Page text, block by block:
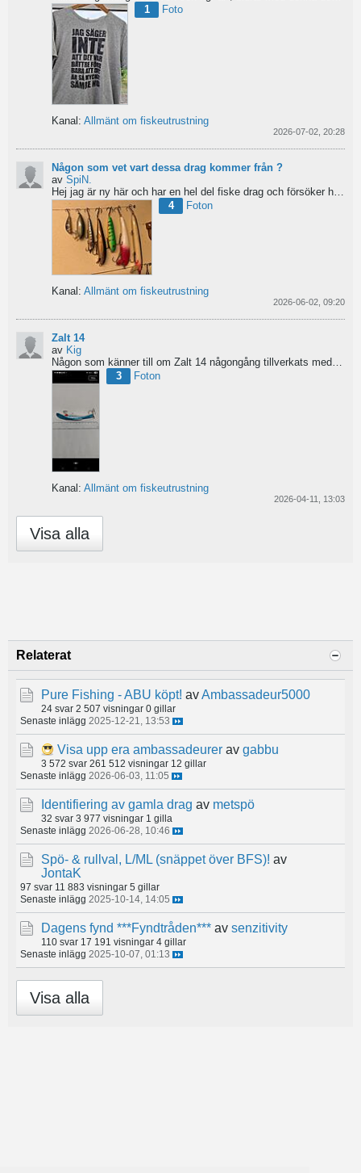
1
Foto
Kanal: Allmänt om fiskeutrustning
2026-07-02, 20:28
Någon som vet vart dessa drag kommer från ?
av SpiN.
4
Foton
Kanal: Allmänt om fiskeutrustning
2026-06-02, 09:20
Zalt 14
av Kig
Någon som känner till om Zalt 14 någongång tillverkats med fenor?
3
Foton
Kanal: Allmänt om fiskeutrustning
2026-04-11, 13:03
Visa alla
Relaterat
Pure Fishing - ABU köpt! avAmbassadeur5000
24 svar 2 507 visningar 0 gillar
Senaste inlägg 2025-12-21, 13:53
Visa upp era ambassadeurer av gabbu
3 572 svar 261 512 visningar 12 gillar
Senaste inlägg 2026-06-03, 11:05
Identifiering av gamla drag av metspö
32 svar 3 977 visningar 1 gilla
Senaste inlägg 2026-06-28, 10:46
Spö- & rullval, L/ML (snäppet över BFS)! av
JontaK
97 svar 11 883 visningar 5 gillar
Senaste inlägg 2025-10-14, 14:05
Dagens fynd ***Fyndtråden*** av senzitivity
110 svar 17 191 visningar 4 gillar
Senaste inlägg 2025-10-07, 01:13
Visa alla